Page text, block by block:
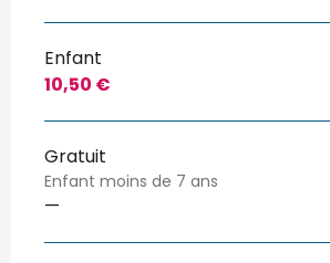
Enfant
10,50 €
Gratuit
Enfant moins de 7 ans
—